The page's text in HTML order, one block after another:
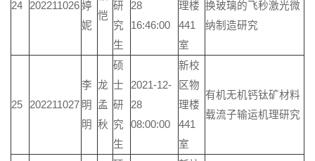
24 202211026婷
妮
恺
研
究
生
28
16:46:00
理楼
441
室
换玻璃的飞秒激光微
纳制造研究
25 202211027
李
明
明
龙
孟
秋
硕
士
研
究
生
2021-12-
28
08:00:00
新校
区物
理楼
441
室
有机无机钙钛矿材料
载流子输运机理研究